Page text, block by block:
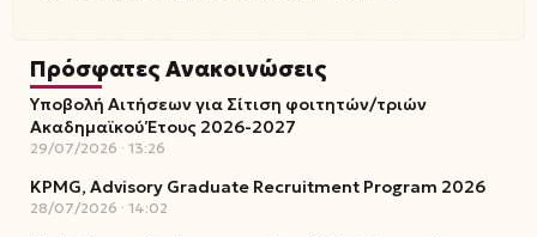
Πρόσφατες Ανακοινώσεις
Υποβολή Αιτήσεων για Σίτιση φοιτητών/τριών
Ακαδημαϊκού Έτους 2026-2027
29/07/2026 13:26
KPMG, Advisory Graduate Recruitment Program 2026
28/07/2026 14:02